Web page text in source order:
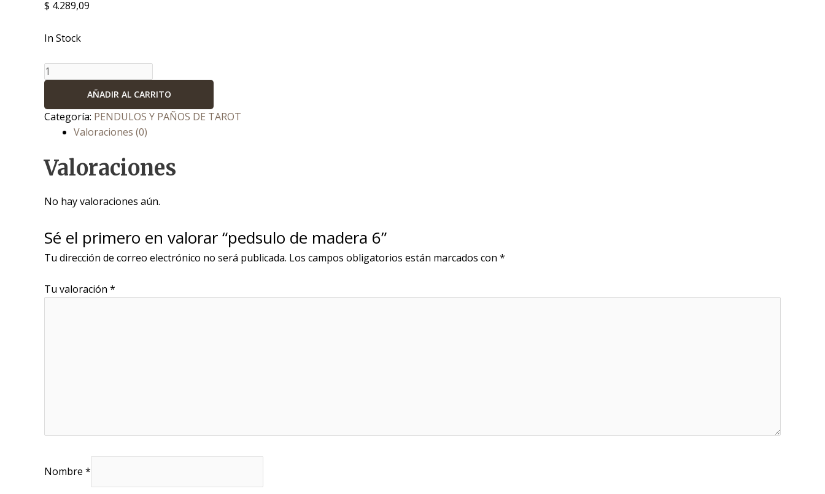
$ 4.289,09
In Stock
AÑADIR AL CARRITO
Categoría: PENDULOS Y PAÑOS DE TAROT
Valoraciones (0)
Valoraciones
No hay valoraciones aún.
Sé el primero en valorar “pedsulo de madera 6”
Tu dirección de correo electrónico no será publicada. Los campos obligatorios están marcados con *
Tu valoración *
Nombre *